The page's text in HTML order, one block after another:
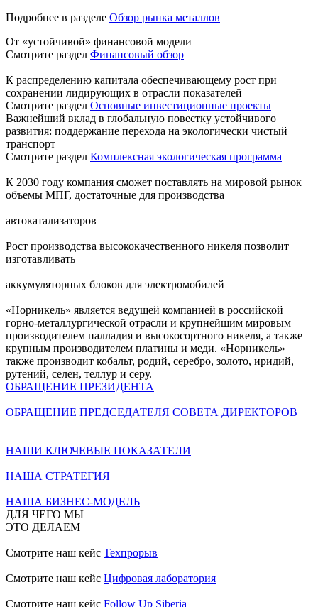
Подробнее в разделе Обзор рынка металлов
От «устойчивой» финансовой модели
Смотрите раздел Финансовый обзор
К распределению капитала обеспечивающему рост при
сохранении лидирующих в отрасли показателей
Смотрите раздел Основные инвестиционные проекты
Важнейший вклад в глобальную повестку устойчивого
развития: поддержание перехода на экологически чистый
транспорт
Смотрите раздел Комплексная экологическая программа
К 2030 году компания сможет поставлять на мировой рынок
объемы МПГ, достаточные для производства
автокатализаторов
Рост производства высококачественного никеля позволит
изготавливать
аккумуляторных блоков для электромобилей
«Норникель» является ведущей компанией в российской
горно-металлургической отрасли и крупнейшим мировым
производителем палладия и высокосортного никеля, а также
крупным производителем платины и меди. «Норникель»
также производит кобальт, родий, серебро, золото, иридий,
рутений, селен, теллур и серу.
ОБРАЩЕНИЕ ПРЕЗИДЕНТА
ОБРАЩЕНИЕ ПРЕДСЕДАТЕЛЯ СОВЕТА ДИРЕКТОРОВ
НАШИ КЛЮЧЕВЫЕ ПОКАЗАТЕЛИ
НАША СТРАТЕГИЯ
НАША БИЗНЕС-МОДЕЛЬ
ДЛЯ ЧЕГО МЫ
ЭТО ДЕЛАЕМ
Смотрите наш кейс Техпрорыв
Смотрите наш кейс Цифровая лаборатория
Смотрите наш кейс Follow Up Siberia